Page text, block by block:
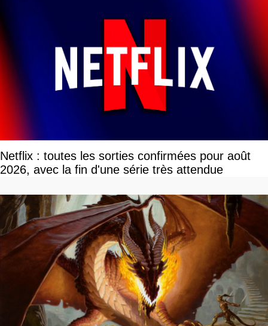
Netflix : toutes les sorties confirmées pour août
2026, avec la fin d'une série très attendue